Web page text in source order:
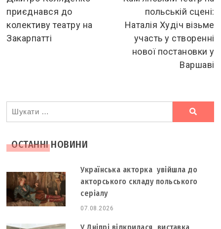
articles
приєднався до
колективу театру на
Закарпатті
польській сцені:
Наталія Худіч візьме
участь у створенні
нової постановки у
Варшаві
Ви
шукали
ОСТАННІ НОВИНИ
Українська акторка увійшла до
акторського складу польського
серіалу
07.08.2026